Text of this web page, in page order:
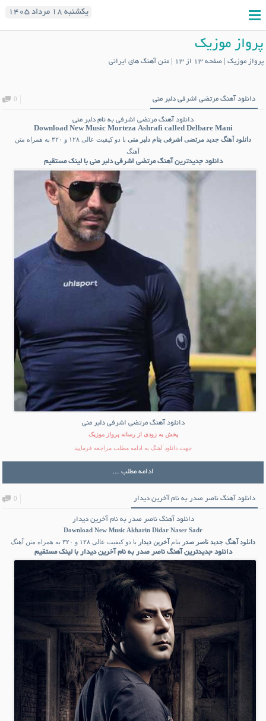
یکشنبه ۱۸ مرداد ۱۴۰۵
پرواز موزیک
پرواز موزیک | صفحه 13 از 13 | متن آهنگ های ایرانی
دانلود آهنگ مرتضی اشرفی دلبر منی 0
دانلود آهنگ مرتضی اشرفی به نام دلبر منی
Download New Music Morteza Ashraficalled Delbare Mani
دانلود آهنگ جدید مرتضی اشرفی بنام دلبر منی
با دو کیفیت عالی ۱۲۸ و ۳۲۰ به همراه متن
آهنگ
دانلود جدیدترین آهنگ مرتضی اشرفی دلبر منی با لینک مستقیم
دانلود آهنگ مرتضی اشرفی دلبر منی
پخش به زودی از رسانه پرواز موزیک
جهت دانلود آهنگ به ادامه مطلب مراجعه فرمایید
ادامه مطلب ...
دانلود آهنگ ناصر صدر به نام آخرین دیدار 0
دانلود آهنگ ناصر صدر به نام آخرین دیدار
Download New MusicAkharin Didar Naser Sadr
دانلود آهنگ جدید ناصر صدر بنام آخرین دیدار با دو کیفیت عالی ۱۲۸ و ۳۲۰ به همراه متن آهنگ
دانلود جدیدترین آهنگ ناصر صدر به نام آخرین دیدار با لینک مستقیم